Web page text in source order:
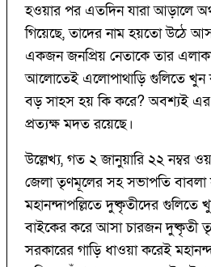
হওয়ার পর এতদিন যারা আড়ালে
গিয়েছে, তাদের নাম হয়তো উঠে
একজন জনপ্রিয় নেতাকে তার
আলোতেই এলোপাথাড়ি গুলিতে খুন
বড় সাহস হয় কি করে? অবশ্যই
প্রত্যক্ষ মদত রয়েছে।
উল্লেখ্য, গত ২ জানুয়ারি ২২ নম্বর
জেলা তৃণমূলের সহ সভাপতি বাবলা
মহানন্দাপল্লিতে দুষ্কৃতীদের
বাইকের করে আসা চারজন দুষ্কৃতী
সরকারের গাড়ি ধাওয়া করেই